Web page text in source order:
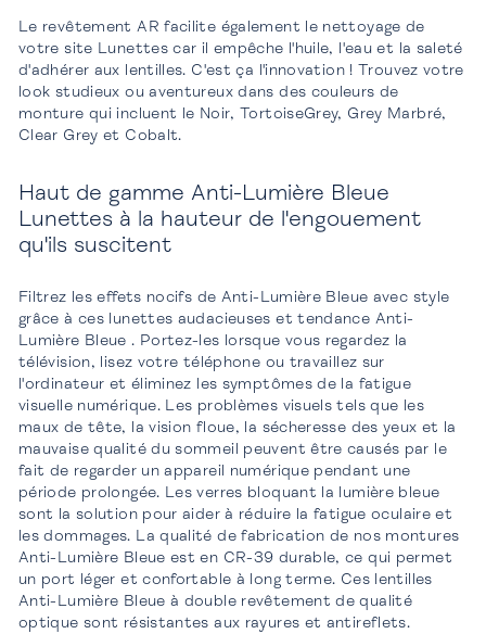
Le revêtement AR facilite également le nettoyage de
votre site Lunettes car il empêche l'huile, l'eau et la saleté
d'adhérer aux lentilles. C'est ça l'innovation ! Trouvez votre
look studieux ou aventureux dans des couleurs de
monture qui incluent le Noir, TortoiseGrey, Grey Marbré,
Clear Grey et Cobalt.
Haut de gamme Anti-Lumière Bleue
Lunettes à la hauteur de l'engouement
qu'ils suscitent
Filtrez les effets nocifs de Anti-Lumière Bleue avec style
grâce à ces lunettes audacieuses et tendance Anti-
Lumière Bleue . Portez-les lorsque vous regardez la
télévision, lisez votre téléphone ou travaillez sur
l'ordinateur et éliminez les symptômes de la fatigue
visuelle numérique. Les problèmes visuels tels que les
maux de tête, la vision floue, la sécheresse des yeux et la
mauvaise qualité du sommeil peuvent être causés par le
fait de regarder un appareil numérique pendant une
période prolongée. Les verres bloquant la lumière bleue
sont la solution pour aider à réduire la fatigue oculaire et
les dommages. La qualité de fabrication de nos montures
Anti-Lumière Bleue est en CR-39 durable, ce qui permet
un port léger et confortable à long terme. Ces lentilles
Anti-Lumière Bleue à double revêtement de qualité
optique sont résistantes aux rayures et antireflets.